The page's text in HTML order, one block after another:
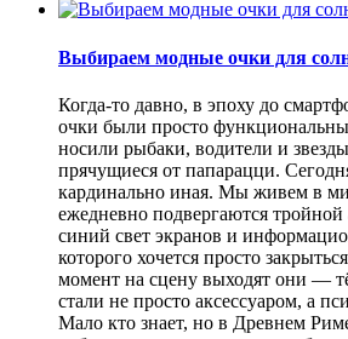
Выбираем модные очки для
Когда-то давно, в эпоху до
очки были просто
носили рыбаки, водители и
прячущиеся от папарацци.
кардинально иная. Мы живем в
ежедневно подвергаются тройной
синий свет экранов и
которого хочется просто
момент на сцену выходят они —
стали не просто аксессуаром, а
Мало кто знает, но в Древнем